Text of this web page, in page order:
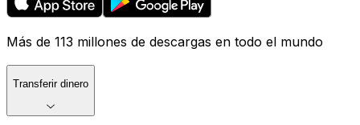
Más de 113 millones de descargas en todo el mundo
Transferir dinero